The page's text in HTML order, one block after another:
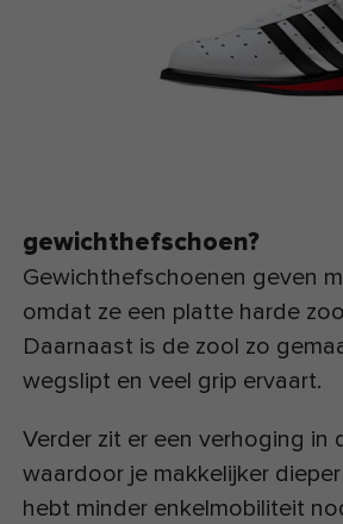
gewichthefschoen?
Gewichthefschoenen geven
omdat ze een platte harde
Daarnaast is de zool zo
wegslipt en veel grip ervaart.
Verder zit er een verhoging in
waardoor je makkelijker
hebt minder enkelmobiliteit